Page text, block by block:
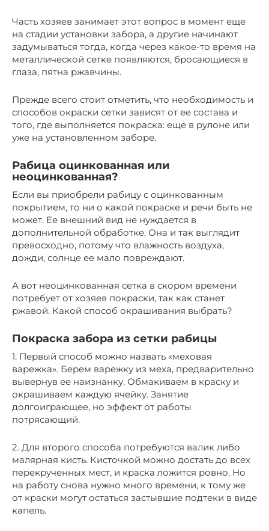
Часть хозяев занимает этот вопрос в момент еще
на стадии установки забора, а другие начинают
задумываться тогда, когда через какое-то время на
металлической сетке появляются, бросающиеся в
глаза, пятна ржавчины.
Прежде всего стоит отметить, что необходимость и
способов окраски сетки зависят от ее состава и
того, где выполняется покраска: еще в рулоне или
уже на установленном заборе.
Рабица оцинкованная или
неоцинкованная?
Если вы приобрели рабицу с оцинкованным
покрытием, то ни о какой покраске и речи быть не
может. Ее внешний вид не нуждается в
дополнительной обработке. Она и так выглядит
превосходно, потому что влажность воздуха,
дожди, солнце ее мало повреждают.
А вот неоцинкованная сетка в скором времени
потребует от хозяев покраски, так как станет
ржавой. Какой способ окрашивания выбрать?
Покраска забора из сетки рабицы
1. Первый способ можно назвать «меховая
варежка». Берем варежку из меха, предварительно
вывернув ее наизнанку. Обмакиваем в краску и
окрашиваем каждую ячейку. Занятие
долгоиграющее, но эффект от работы
потрясающий.
2. Для второго способа потребуются валик либо
малярная кисть. Кисточкой можно достать до всех
перекрученных мест, и краска ложится ровно. Но
на работу снова нужно много времени, к тому же
от краски могут остаться застывшие подтеки в виде
капель.